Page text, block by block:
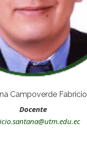
Campoverde Fabricio
Docente